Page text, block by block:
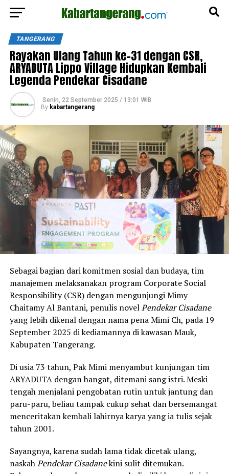
TANGERANG
Rayakan Ulang Tahun ke-31 dengan CSR,
ARYADUTA Lippo Village Hidupkan Kembali
Legenda Pendekar Cisadane
Senin, 22 September 2025 / 13:01 WIB
By kabartangerang
Sebagai bagian dari komitmen sosial dan budaya, tim
manajemen melaksanakan program Corporate Social
Responsibility (CSR) dengan mengunjungi Mimy
Chaitamy Al Bantani, penulis novelPendekar Cisadane
yang lebih dikenal dengan nama pena Mimi Ch, pada 19
September 2025 di kediamannya di kawasan Mauk,
Kabupaten Tangerang.
Di usia 73 tahun, Pak Mimi menyambut kunjungan tim
ARYADUTA dengan hangat, ditemani sang istri. Meski
tengah menjalani pengobatan rutin untuk jantung dan
paru-paru, beliau tampak cukup sehat dan bersemangat
menceritakan kembali lahirnya karya yang ia tulis sejak
tahun 2001.
Sayangnya, karena sudah lama tidak dicetak ulang,
naskahPendekar Cisadanekini sulit ditemukan.